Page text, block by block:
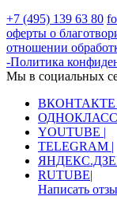
+7 (495) 139 63 80
оферты о
отношении
-Политика
Мы в социальных
ВКОНТАКТЕ
YOUTUBE |
TELEGRAM |
RUTUBE|
Написать